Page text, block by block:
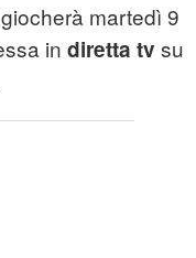
martedì 9
in diretta tv su